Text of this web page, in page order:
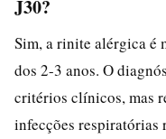
J30?
Sim, a rinite alérgica é
dos 2-3 anos. O
critérios clínicos, mas
infecções respiratórias